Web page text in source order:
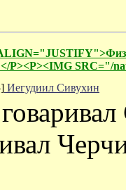
P><P><IMG SRC="/
Иегудиил Сивухин